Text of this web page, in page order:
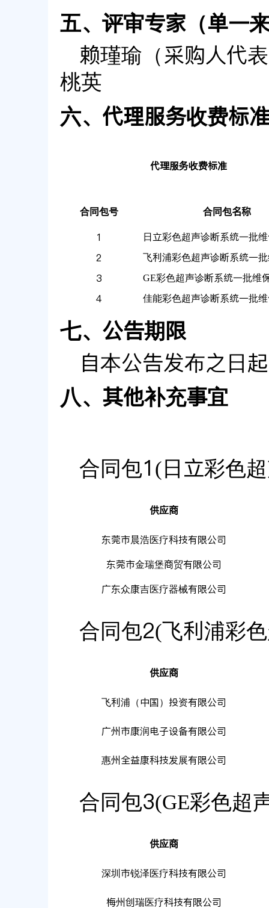
五、评审专家（单一
赖瑾瑜（采购人代
桃英
六、代理服务收费标
代理服务收费标准
合同包号
合同包名称
1
日立彩色超声诊断系统一批
2
飞利浦彩色超声诊断系统一
3
GE彩色超声诊断系统一批维
4
佳能彩色超声诊断系统一批
七、公告期限
自本公告发布之日起
八、其他补充事宜
合同包1(日立彩色
供应商
东莞市晨浩医疗科技有限公司
东莞市金瑞堡商贸有限公司
广东众康吉医疗器械有限公司
合同包2(飞利浦彩
供应商
飞利浦（中国）投资有限公司
广州市康润电子设备有限公司
惠州全益康科技发展有限公司
合同包3(GE彩色超
供应商
深圳市锐泽医疗科技有限公司
梅州创瑞医疗科技有限公司